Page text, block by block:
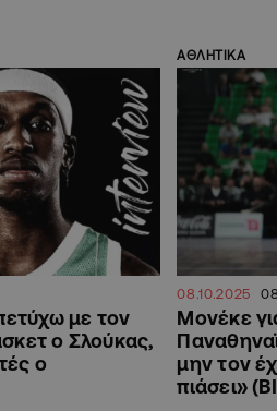
με τον
ο Σλούκας,
ο
ΑΘΛΗΤΙΚΑ
08.10.2025
Μονέκε
μην τον
πιάσει»